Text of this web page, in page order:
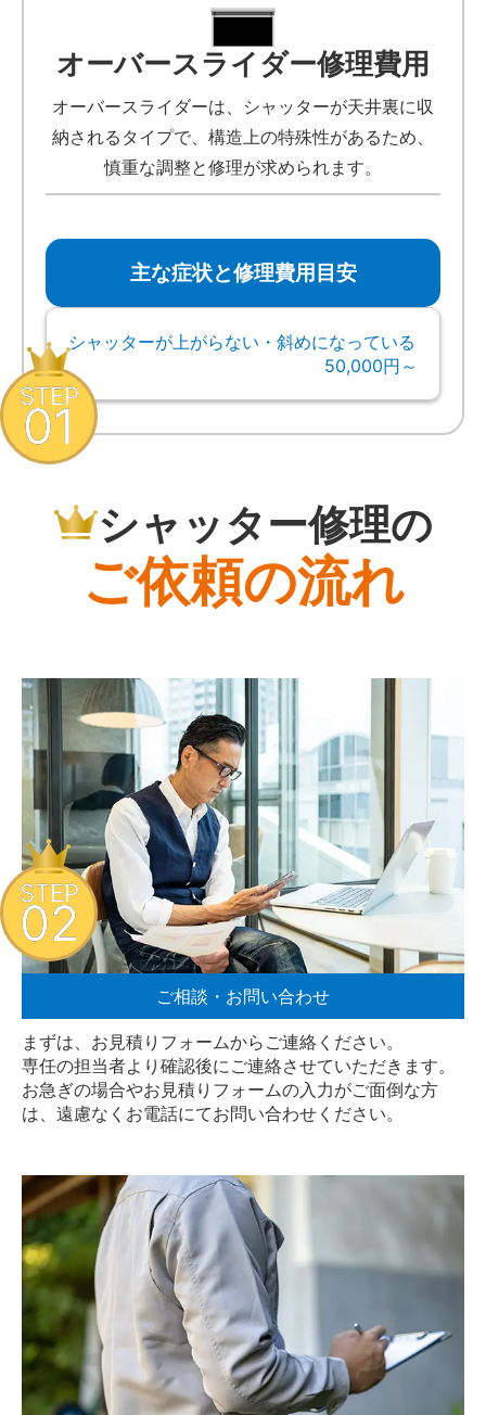
オーバースライダー修理費用
オーバースライダーは、シャッターが天井裏に収
納されるタイプで、構造上の特殊性があるため、
慎重な調整と修理が求められます。
主な症状と修理費用目安
シャッターが上がらない・斜めになっている
50,000円～
シャッター修理の
ご依頼の流れ
STEP
01
ご相談・お問い合わせ
まずは、お見積りフォームからご連絡ください。
専任の担当者より確認後にご連絡させていただきます。
お急ぎの場合やお見積りフォームの入力がご面倒な方
は、遠慮なく お電話にてお問い合わせください。
STEP
02